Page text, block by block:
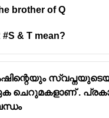
brother of Q
& T mean?
ചെറുമകളാണ് .